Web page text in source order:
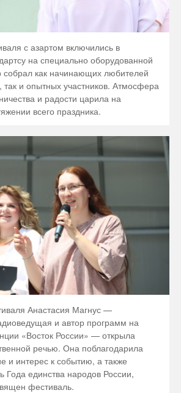
с азартом включились в
на специально оборудованной
как начинающих любителей
так и опытных участников. Атмосфера
и радости царила на
всего праздника.
Анастасия Магнус —
и автор программ на
«Восток России» — открыла
речью. Она поблагодарила
и интерес к событию, а также
Года единства народов России,
фестиваль.